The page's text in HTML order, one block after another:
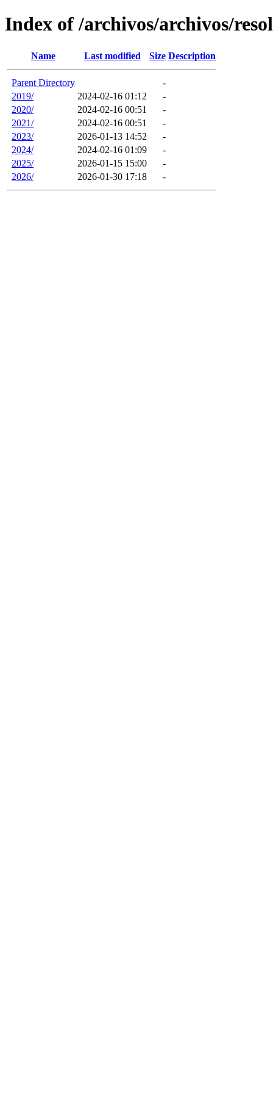
Index of /archivos/archivos/
Name Last modified Size Description
Parent Directory
-
2019/
2024-02-16 01:12
-
2020/
2024-02-16 00:51
-
2021/
2024-02-16 00:51
-
2023/
2026-01-13 14:52
-
2024/
2024-02-16 01:09
-
2025/
2026-01-15 15:00
-
2026/
2026-01-30 17:18 -